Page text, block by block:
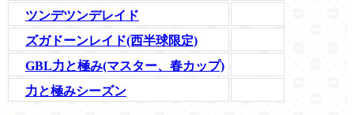
ツンデツンデレイド
ズガドーンレイド(西半球限定)
GBL力と極み(マスター、春カップ)
力と極みシーズン